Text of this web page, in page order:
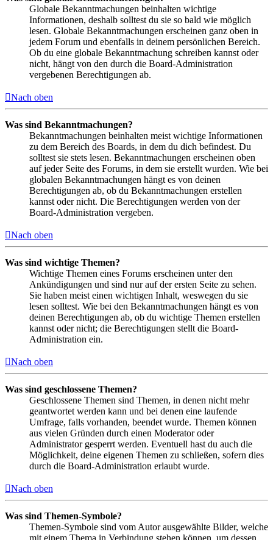
Globale Bekanntmachungen beinhalten wichtige
Informationen, deshalb solltest du sie so bald wie möglich
lesen. Globale Bekanntmachungen erscheinen ganz oben in
jedem Forum und ebenfalls in deinem persönlichen Bereich.
Ob du eine globale Bekanntmachung schreiben kannst oder
nicht, hängt von den durch die Board-Administration
vergebenen Berechtigungen ab.
Nach oben
Was sind Bekanntmachungen?
Bekanntmachungen beinhalten meist wichtige Informationen
zu dem Bereich des Boards, in dem du dich befindest. Du
solltest sie stets lesen. Bekanntmachungen erscheinen oben
auf jeder Seite des Forums, in dem sie erstellt wurden. Wie bei
globalen Bekanntmachungen hängt es von deinen
Berechtigungen ab, ob du Bekanntmachungen erstellen
kannst oder nicht. Die Berechtigungen werden von der
Board-Administration vergeben.
Nach oben
Was sind wichtige Themen?
Wichtige Themen eines Forums erscheinen unter den
Ankündigungen und sind nur auf der ersten Seite zu sehen.
Sie haben meist einen wichtigen Inhalt, weswegen du sie
lesen solltest. Wie bei den Bekanntmachungen hängt es von
deinen Berechtigungen ab, ob du wichtige Themen erstellen
kannst oder nicht; die Berechtigungen stellt die Board-
Administration ein.
Nach oben
Was sind geschlossene Themen?
Geschlossene Themen sind Themen, in denen nicht mehr
geantwortet werden kann und bei denen eine laufende
Umfrage, falls vorhanden, beendet wurde. Themen können
aus vielen Gründen durch einen Moderator oder
Administrator gesperrt werden. Eventuell hast du auch die
Möglichkeit, deine eigenen Themen zu schließen, sofern dies
durch die Board-Administration erlaubt wurde.
Nach oben
Was sind Themen-Symbole?
Themen-Symbole sind vom Autor ausgewählte Bilder, welche
mit einem Thema in Verbindung stehen können, um dessen